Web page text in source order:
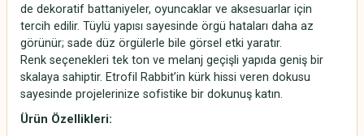
de dekoratif battaniyeler, oyuncaklar ve aksesuarlar için
tercih edilir. Tüylü yapısı sayesinde örgü hataları daha az
görünür; sade düz örgülerle bile görsel etki yaratır.
Renk seçenekleri tek ton ve melanj geçişli yapıda geniş bir
skalaya sahiptir. Etrofil Rabbit’in kürk hissi veren dokusu
sayesinde projelerinize sofistike bir dokunuş katın.
Ürün Özellikleri: